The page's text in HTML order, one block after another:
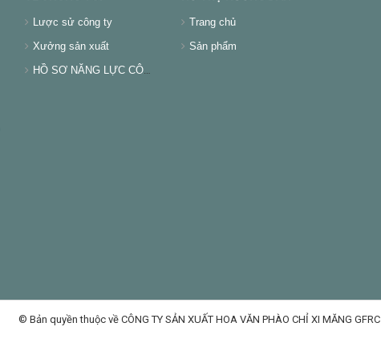
Lược sử công ty
Xưởng sản xuất
HỒ SƠ NĂNG LỰC CÔNG TY
Trang chủ
Sản phẩm
© Bản quyền thuộc về CÔNG TY SẢN XUẤT HOA VĂN PHÀO CHỈ XI MĂNG GFRC